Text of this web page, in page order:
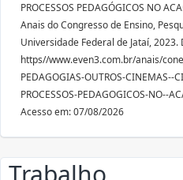
PROCESSOS PEDAGÓGICOS NO
Anais do Congresso de Ensino,
Universidade Federal de Jataí, 2023.
https//www.even3.com.br/anais/
PEDAGOGIAS-OUTROS-CINEMAS--
PROCESSOS-PEDAGOGICOS-NO--
Acesso em: 07/08/2026